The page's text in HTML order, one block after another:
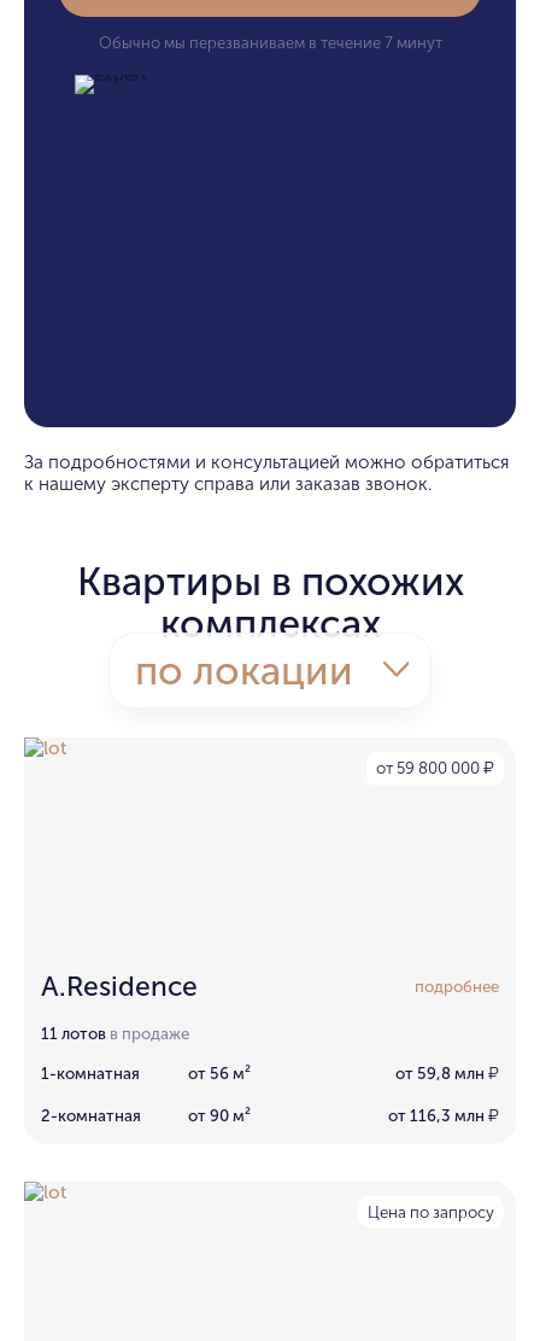
Обычно мы перезваниваем в течение 7 минут
За подробностями и консультацией можно обратиться
к нашему эксперту справа или заказав звонок.
Квартиры в похожих
комплексах
по локации
от 59 800 000 ₽
A.Residence подробнее
11 лотов в продаже
1-комнатная от 56 м² от 59,8 млн ₽
2-комнатная от 90 м² от 116,3 млн ₽
Цена по запросу